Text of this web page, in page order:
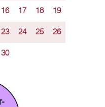
16 17 18 19
23 24 25 26
30